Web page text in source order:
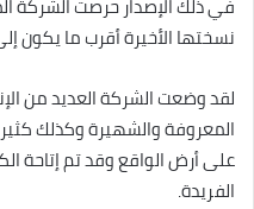
نسختها الأخيرة أقرب ما يكون
لقد وضعت الشركة العديد من
المعروفة والشهيرة وكذلك
على أرض الواقع وقد تم إتاحة
الفريدة.